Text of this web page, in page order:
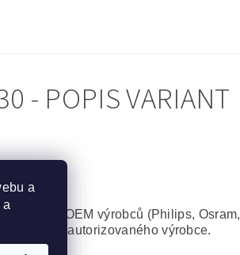
- POPIS VARIANT
z OEM výrobců (Philips, Osram,
autorizovaného výrobce.
a
a